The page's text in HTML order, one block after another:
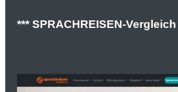
*** SPRACHREISEN-Vergleich